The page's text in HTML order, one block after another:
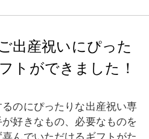
出産祝いにぴった
トができました！
のにぴったりな出産祝い専
好きなもの、必要なものを